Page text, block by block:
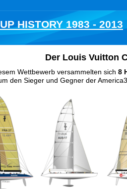
Der Louis Vuitton
Wettbewerb versammelten sich 8
den Sieger und Gegner der
HISTORY 1983 - 2013